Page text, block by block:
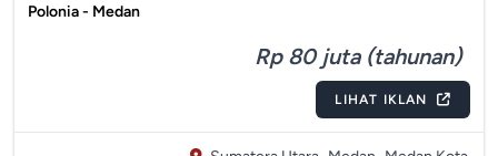
Polonia - Medan
Rp 80 juta (tahunan)
LIHAT IKLAN